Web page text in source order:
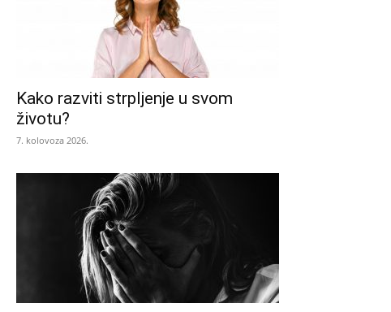
Kako razviti strpljenje u svom
životu?
7. kolovoza 2026.